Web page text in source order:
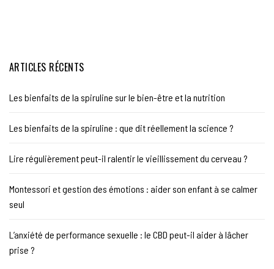
ARTICLES RÉCENTS
Les bienfaits de la spiruline sur le bien-être et la nutrition
Les bienfaits de la spiruline : que dit réellement la science ?
Lire régulièrement peut-il ralentir le vieillissement du cerveau ?
Montessori et gestion des émotions : aider son enfant à se calmer
seul
L’anxiété de performance sexuelle : le CBD peut-il aider à lâcher
prise ?